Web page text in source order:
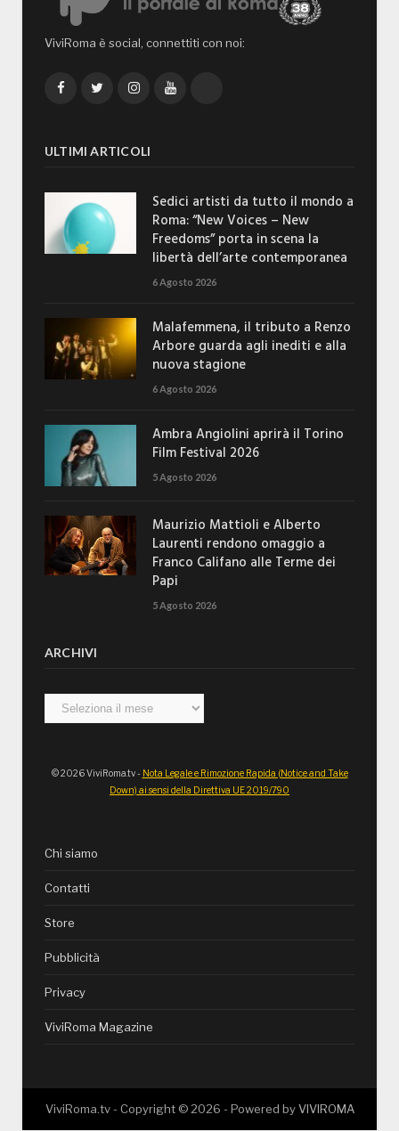
ViviRoma è social, connettiti con noi:
FacebookTwitterInstagramYouTube
ULTIMI ARTICOLI
Sedici artisti da tutto il mondo a
Roma: “New Voices – New
Freedoms” porta in scena la
libertà dell’arte contemporanea
6 Agosto 2026
Malafemmena, il tributo a Renzo
Arbore guarda agli inediti e alla
nuova stagione
6 Agosto 2026
Ambra Angiolini aprirà il Torino
Film Festival 2026
5 Agosto 2026
Maurizio Mattioli e Alberto
Laurenti rendono omaggio a
Franco Califano alle Terme dei
Papi
5 Agosto 2026
ARCHIVI
Archivi
© 2026 ViviRoma.tv - Nota Legale e Rimozione Rapida (Notice and Take
Down) ai sensi della Direttiva UE 2019/790
Chi siamo
Contatti
Store
Pubblicità
Privacy
ViviRoma Magazine
ViviRoma.tv - Copyright © 2026 - Powered byVIVIROMA